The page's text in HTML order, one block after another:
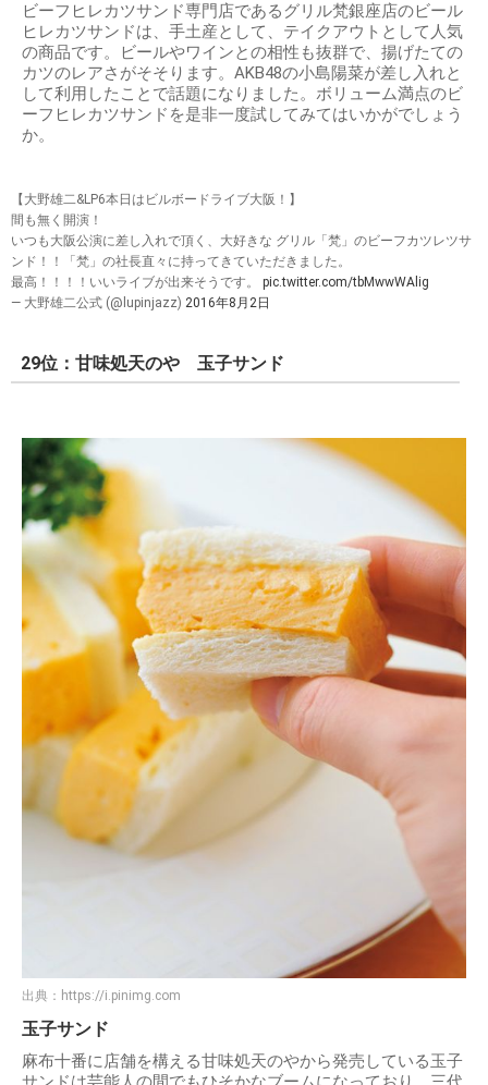
ビーフヒレカツサンド専門店であるグリル梵銀座店のビール
ヒレカツサンドは、手土産として、テイクアウトとして人気
の商品です。ビールやワインとの相性も抜群で、揚げたての
カツのレアさがそそります。AKB48の小島陽菜が差し入れと
して利用したことで話題になりました。ボリューム満点のビ
ーフヒレカツサンドを是非一度試してみてはいかがでしょう
か。
【大野雄二&LP6本日はビルボードライブ大阪！】
間も無く開演！
いつも大阪公演に差し入れで頂く、大好きな グリル「梵」のビーフカツレツサ
ンド！！「梵」の社長直々に持ってきていただきました。
最高！！！！いいライブが出来そうです。 pic.twitter.com/tbMwwWAlig
— 大野雄二公式 (@lupinjazz) 2016年8月2日
29位：甘味処天のや 玉子サンド
出典： https://i.pinimg.com
玉子サンド
麻布十番に店舗を構える甘味処天のやから発売している玉子